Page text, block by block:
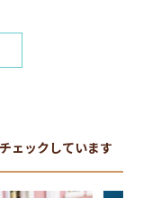
ェックしています